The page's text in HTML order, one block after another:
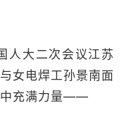
大二次会议江苏
女电焊工孙景南面
中充满力量——